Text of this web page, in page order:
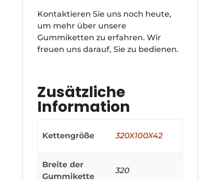
Kontaktieren Sie uns noch heute,
um mehr über unsere
Gummiketten zu erfahren. Wir
freuen uns darauf, Sie zu bedienen.
Zusätzliche
Information
Kettengröße 320X100X42
Breite der
Gummikette
320